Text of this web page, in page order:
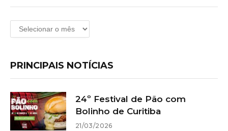
Arquivos
PRINCIPAIS NOTÍCIAS
24º Festival de Pão com
Bolinho de Curitiba
21/03/2026